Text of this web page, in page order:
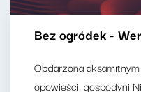
Bez ogródek -
Obdarzona
opowieści, gospodyni